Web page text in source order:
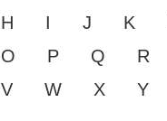
H
I J K
O
P Q R
V
W X Y